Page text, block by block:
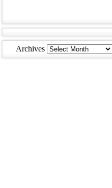
Archives Archives